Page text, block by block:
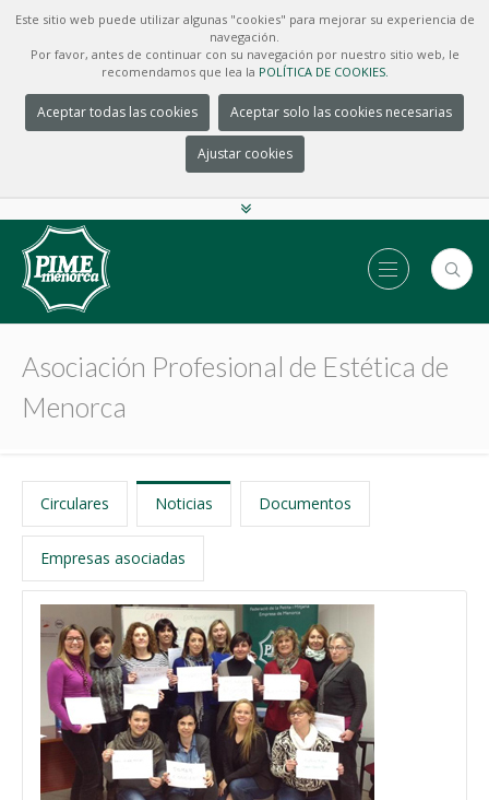
Este sitio web puede utilizar algunas "cookies" para mejorar su experiencia de
navegación.
Por favor, antes de continuar con su navegación por nuestro sitio web, le
recomendamos que lea la POLÍTICA DE COOKIES.
Aceptar todas las cookies Aceptar solo las cookies necesarias
Ajustar cookies
Asociación Profesional de Estética de
Menorca
Circulares Noticias Documentos
Empresas asociadas